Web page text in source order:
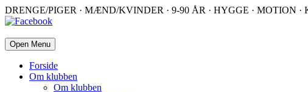
DRENGE/PIGER · MÆND/KVINDER · 9-90 ÅR · HYGGE ·
Open Menu
Forside
Om klubben
Om klubben